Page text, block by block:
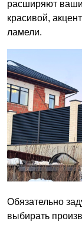
расширяют
красивой,
ламели.
Обязательно
выбирать